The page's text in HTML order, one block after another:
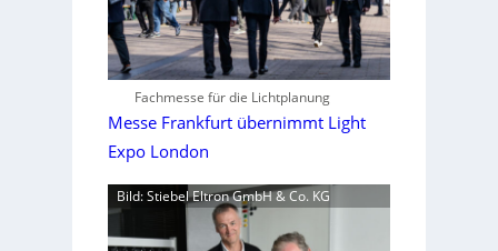
Fachmesse für die Lichtplanung
Messe Frankfurt übernimmt Light
Expo London
Bild: Stiebel Eltron GmbH & Co. KG